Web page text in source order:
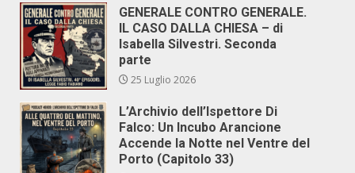
GENERALE CONTRO GENERALE.
IL CASO DALLA CHIESA – di
Isabella Silvestri. Seconda
parte
25 Luglio 2026
L’Archivio dell’Ispettore Di
Falco: Un Incubo Arancione
Accende la Notte nel Ventre del
Porto (Capitolo 33)